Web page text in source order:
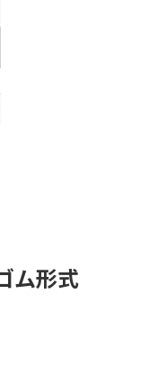
ム形式